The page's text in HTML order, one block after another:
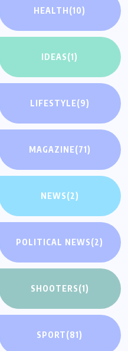
HEALTH(10)
IDEAS(1)
LIFESTYLE(9)
MAGAZINE(71)
NEWS(2)
POLITICAL NEWS(2)
SHOOTERS(1)
SPORT(81)